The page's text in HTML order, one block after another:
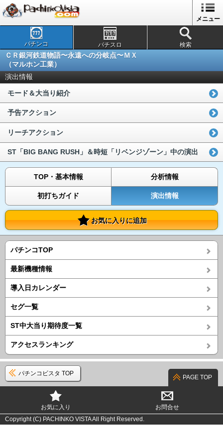
メニュー
パチンコ パチスロ 検索
ＣＲ銀河鉄道物語〜永遠への分岐点〜ＭＸ
（マルホン工業）
演出情報
モード＆大当り紹介
予告アクション
リーチアクション
ST「BIG BANG RUSH」＆時短「リベンジゾーン」中の演出
TOP・基本情報 分析情報
初打ちガイド 演出情報
お気に入りに追加
パチンコTOP
最新機種情報
導入日カレンダー
セグ一覧
ST中大当り期待度一覧
アクセスランキング
パチンコビスタ TOP
PAGE TOP
お気に入り
お問合せ
Copyright (C) PACHINKO VISTA All Right Reserved.